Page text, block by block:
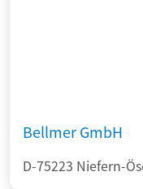
Bellmer GmbH
D-75223 Niefern-